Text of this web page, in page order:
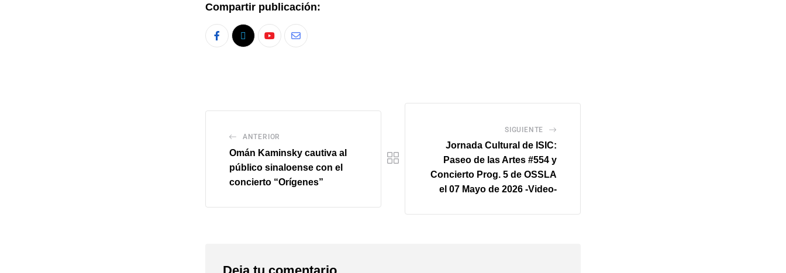
Compartir publicación:
ANTERIOR
Omán Kaminsky cautiva al
público sinaloense con el
concierto “Orígenes”
SIGUIENTE
Jornada Cultural de ISIC:
Paseo de las Artes #554 y
Concierto Prog. 5 de OSSLA
el 07 Mayo de 2026 -Video-